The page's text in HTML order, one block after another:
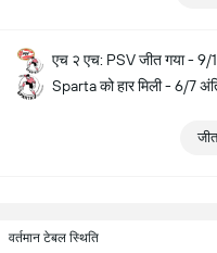
एच २ एच: PSV जीत गया - 9/
Sparta को हार मिली - 6/7
वर्तमान टेबल स्थिति